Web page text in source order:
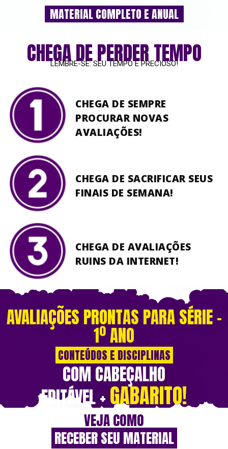
MATERIAL COMPLETO E ANUAL
CHEGA DE PERDER TEMPO
LEMBRE-SE: SEU TEMPO E PRECIOSO!
CHEGA DE SEMPRE
PROCURAR NOVAS
AVALIAÇÕES!
CHEGA DE SACRIFICAR SEUS
FINAIS DE SEMANA!
CHEGA DE AVALIAÇÕES
RUINS DA INTERNET!
AVALIAÇÕES PRONTAS PARA SÉRIE –
1º ANO
CONTEÚDOS E DISCIPLINAS
COM CABEÇALHO
EDITÁVEL + GABARITO!
VEJA COMO
RECEBER SEU MATERIAL